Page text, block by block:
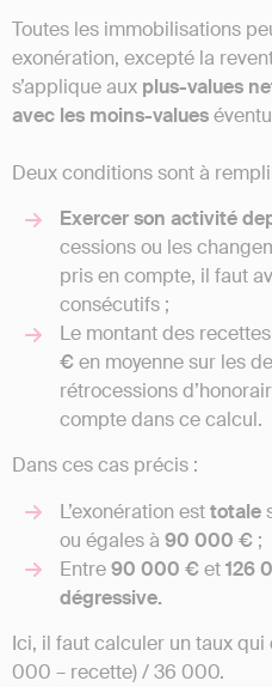
Toutes les immobilisations
exonération, excepté la
s’applique aux plus-values
avec les moins-values
Deux conditions sont à
Exercer son activité
cessions ou les
pris en compte, il faut
consécutifs ;
Le montant des
€en moyenne sur les
rétrocessions
compte dans ce calcul.
Dans ces cas précis :
L’exonération esttotale
ou égales à 90 000 € ;
Entre90 000 €et126
dégressive.
Ici, il faut calculer un taux
000 – recette) / 36 000.